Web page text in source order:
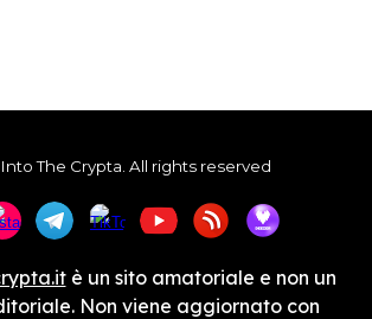
The Crypta. All rights reserved
è un sito amatoriale e non un
Non viene aggiornato con